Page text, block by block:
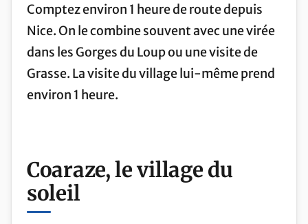
Comptez environ 1 heure de route depuis
Nice. On le combine souvent avec une virée
dans les Gorges du Loup ou une visite de
Grasse. La visite du village lui-même prend
environ 1 heure.
Coaraze, le village du
soleil